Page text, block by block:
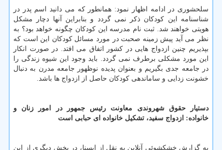
سلحشوری در ادامه اظهار نمود: همانطور كه می دانید اسم پدر در
شناسنامه این كودكان ذكر نمی گردد و بنابراین آنها دچار مشكل
هویتی خواهند شد. ثبت نام مدرسه این كودكان چگونه خواهد بود؟ به
نظر می آید پیش زمینه صحبت در مورد مسائل كودكان این است كه
بپذیریم چنین ازدواج هایی در كشور اتفاق می افتد. در صورت انكار
این مورد مشكلی برطرف نمی گردد. باید وجود این شیوه زندگی را
در جامعه جدی بگیریم و بعنوان پدیده نوظهور جامعه مدرن به دنبال
خشونت زدایی و ساماندهی كودكان حاصل از ازدواج ها باشد.
دستیار حقوق شهروندی معاونت رئیس جمهور در امور زنان و
خانواده: ازدواج سفید، تشكیل خانواده ای حبابی است
به گزارش خشكشوئی آنلاین به نقل از ایسنا، در بخش دیگری از این